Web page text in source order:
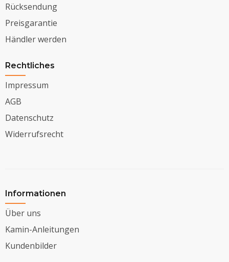
Rücksendung
Preisgarantie
Händler werden
Rechtliches
Impressum
AGB
Datenschutz
Widerrufsrecht
Informationen
Über uns
Kamin-Anleitungen
Kundenbilder